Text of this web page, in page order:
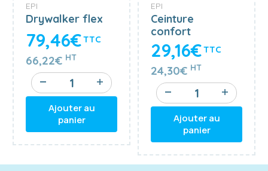
EPI
Drywalker flex
79,46€TTC
66,22€ HT
Ajouter au
panier
EPI
Ceinture
confort
29,16€TTC
24,30€ HT
Ajouter au
panier